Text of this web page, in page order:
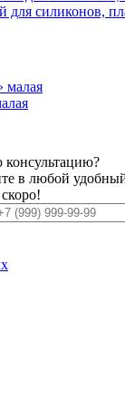
для силиконов,
в любой